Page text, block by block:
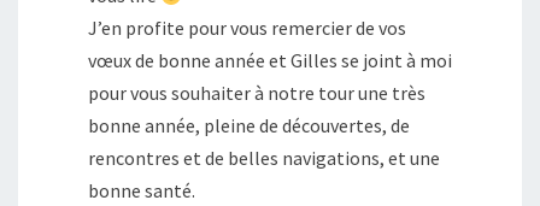
J’en profite pour vous remercier de vos
vœux de bonne année et Gilles se joint à moi
pour vous souhaiter à notre tour une très
bonne année, pleine de découvertes, de
rencontres et de belles navigations, et une
bonne santé.